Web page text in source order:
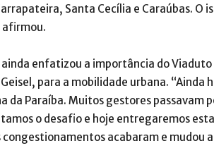
Santa Cecília e Caraúbas. O
afirmou.
enfatizou a importância do Viaduto
para a mobilidade urbana. “Ainda
da Paraíba. Muitos gestores passavam
o desafio e hoje entregaremos
congestionamentos acabaram e mudou